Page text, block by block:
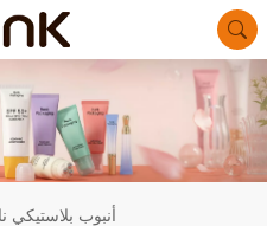
أنبوب بلاستيكي